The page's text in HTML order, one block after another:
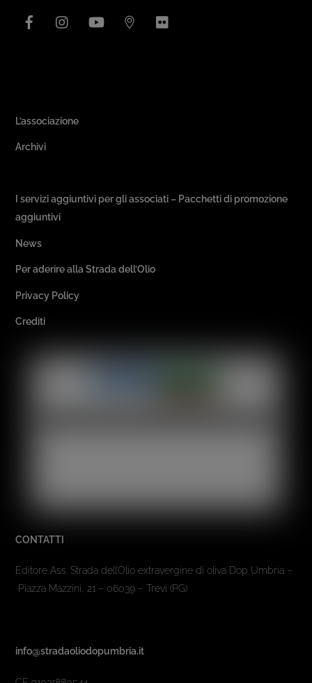
YouTube
L’associazione
Archivi
I servizi aggiuntivi per gli associati – Pacchetti di promozione
aggiuntivi
News
Per aderire alla Strada dell’Olio
Privacy Policy
Crediti
CONTATTI
Editore Ass. Strada dell’Olio extravergine di oliva Dop Umbria –
Piazza Mazzini, 21 – 06039 – Trevi (PG)
info@stradaoliodopumbria.it